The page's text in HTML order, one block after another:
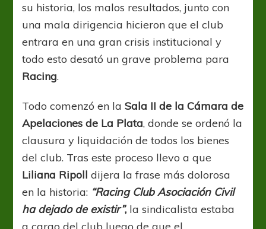
su historia, los malos resultados, junto con
una mala dirigencia hicieron que el club
entrara en una gran crisis institucional y
todo esto desató un grave problema para
Racing.
Todo comenzó en laSala II de la Cámara de
Apelaciones de La Plata, donde se ordenó la
clausura y liquidación de todos los bienes
del club. Tras este proceso llevo a que
Liliana Ripoll dijera la frase más dolorosa
en la historia: “Racing Club Asociación Civil
ha dejado de existir”, la sindicalista estaba